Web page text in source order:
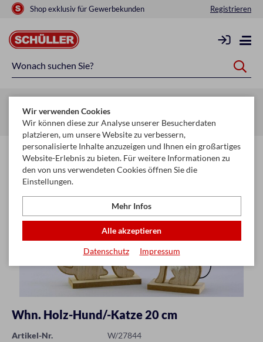
Shop exklusiv für Gewerbekunden Registrieren
Startseite Saisonen Weihnachten Dekoration
Whn. Holz-Hund/-Katze 20 cm
Artikel-Nr.
W/27844
Wir verwenden Cookies
Wir können diese zur Analyse unserer Besucherdaten
platzieren, um unsere Website zu verbessern,
personalisierte Inhalte anzuzeigen und Ihnen ein großartiges
Website-Erlebnis zu bieten. Für weitere Informationen zu
den von uns verwendeten Cookies öffnen Sie die
Einstellungen.
Mehr Infos
Alle akzeptieren
Datenschutz Impressum